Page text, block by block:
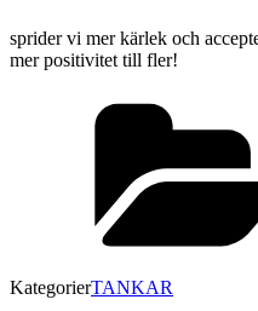
sprider vi mer kärlek och
mer positivitet till fler!
KategorierTANKAR